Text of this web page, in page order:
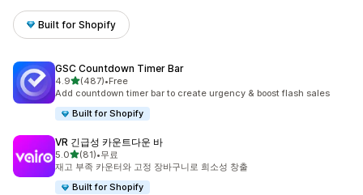
Built for Shopify
GSC Countdown Timer Bar
4.9별 5개 중
(487)
총 리뷰 487개
•Free
Add countdown timer bar to create urgency & boost flash sales
Built for Shopify
VR 긴급성 카운트다운 바
5.0별 5개 중
(81)
총 리뷰 81개
•무료
재고 부족 카운터와 고정 장바구니로 희소성 창출
Built for Shopify